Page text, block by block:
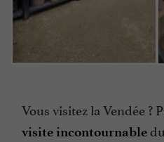
Vous visitez la Vendée ?
visite incontournabledu